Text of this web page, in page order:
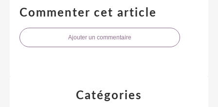
Commenter cet article
Ajouter un commentaire
Catégories